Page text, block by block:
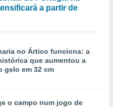
a partir de
no Ártico funciona: a
que aumentou a
gelo em 32 cm
o campo num jogo de